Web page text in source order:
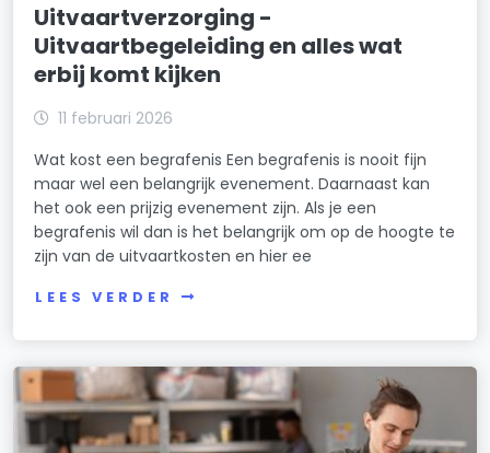
Uitvaartverzorging -
Uitvaartbegeleiding en alles wat
erbij komt kijken
11 februari 2026
Wat kost een begrafenis Een begrafenis is nooit fijn
maar wel een belangrijk evenement. Daarnaast kan
het ook een prijzig evenement zijn. Als je een
begrafenis wil dan is het belangrijk om op de hoogte te
zijn van de uitvaartkosten en hier ee
LEES VERDER